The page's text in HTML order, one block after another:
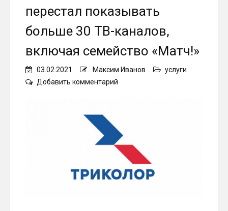
перестал показывать
больше 30 ТВ-каналов,
включая семейство «Матч!»
03.02.2021 Максим Иванов
услуги
Добавить комментарий
больше
30
ТВ-
каналов,
включая